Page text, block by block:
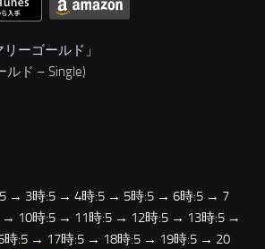
リーゴールド 」
ルド – Single)
→ 3時:5 → 4時:5 → 5時:5 → 6時:5 → 7
10時:5 → 11時:5 → 12時:5 → 13時:5 →
時:5 → 17時:5 → 18時:5 → 19時:5 → 20